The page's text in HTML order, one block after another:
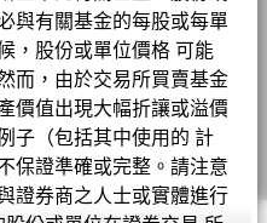
與有關基金的每股或每單
，股份或單位價格 可能
而，由於交易所買賣基金
價值出現大幅折讓或溢價
子（包括其中使用的 計
保證準確或完整。請注意
證券商之人士或實體進行
包括認購和贖回費用。
未能取回投資的全部本金。
再作投資。表現數據已扣除費
99.35
16.11
1,316
0.00%
99.89%
季)
賬目 - 只提供英文版本